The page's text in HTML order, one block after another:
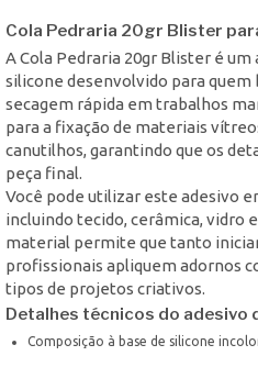
Cola Pedraria 20gr Blister
A Cola Pedraria 20gr Blister é um
silicone desenvolvido para quem
secagem rápida em trabalhos
para a fixação de materiais
canutilhos, garantindo que os
peça final.
Você pode utilizar este adesivo
incluindo tecido, cerâmica, vidro
material permite que tanto
profissionais apliquem adornos
tipos de projetos criativos.
Detalhes técnicos do adesivo
Composição à base de silicone